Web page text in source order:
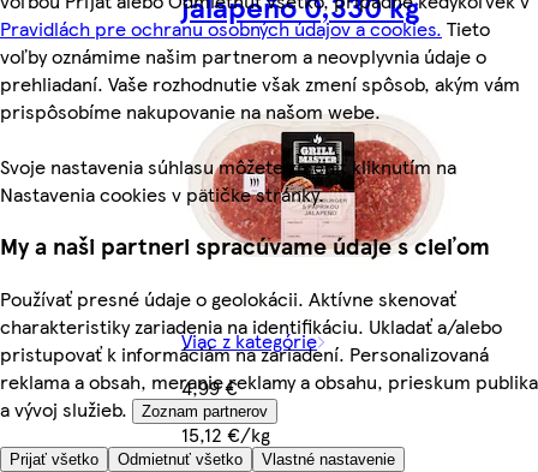
Pravidlách pre ochranu osobných údajov a cookies. Tieto
voľby oznámime našim partnerom a neovplyvnia údaje o
prehliadaní. Vaše rozhodnutie však zmení spôsob, akým vám
prispôsobíme nakupovanie na našom webe.
Svoje nastavenia súhlasu môžete zmeniť kliknutím na
Nastavenia cookies v pätičke stránky.
My a naši partneri spracúvame údaje s cieľom
Používať presné údaje o geolokácii. Aktívne skenovať
charakteristiky zariadenia na identifikáciu. Ukladať a/alebo
pristupovať k informáciám na zariadení. Personalizovaná
reklama a obsah, meranie reklamy a obsahu, prieskum publika
a vývoj služieb.
Zoznam partnerov
Prijať všetko Odmietnuť všetko Vlastné nastavenie
Viac z kategórie
4,99 €
15,12 €/kg